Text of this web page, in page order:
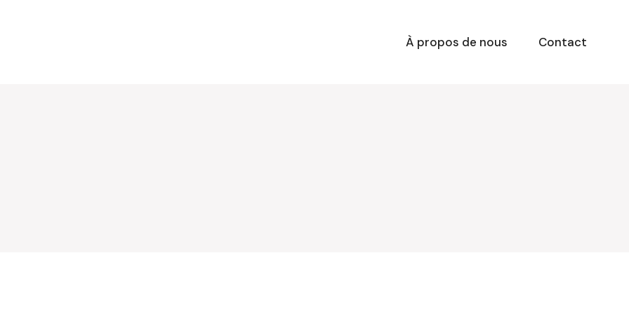
À propos de nous
Contact